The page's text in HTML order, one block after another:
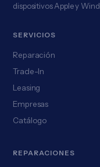
dispositivos Apple y
SERVICIOS
Reparación
Trade-In
Leasing
Empresas
Catálogo
REPARACIONES